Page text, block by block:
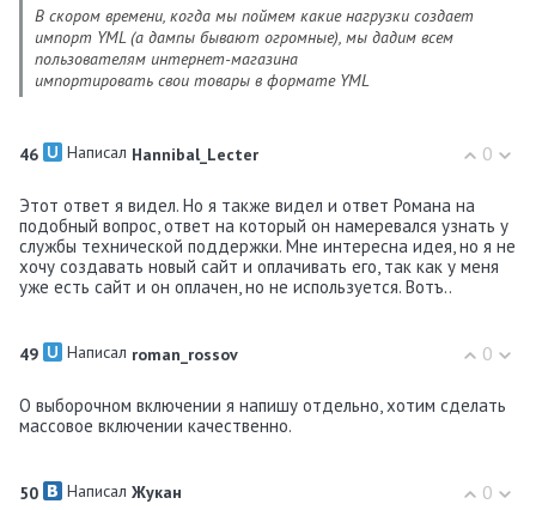
В скором времени, когда мы поймем какие нагрузки создает
импорт YML (а дампы бывают огромные), мы дадим всем
пользователям интернет-магазина
импортировать свои товары в формате YML
0
46 Написал Hannibal_Lecter
Этот ответ я видел. Но я также видел и ответ Романа на
подобный вопрос, ответ на который он намеревался узнать у
службы технической поддержки. Мне интересна идея, но я не
хочу создавать новый сайт и оплачивать его, так как у меня
уже есть сайт и он оплачен, но не используется. Вотъ..
0
49 Написал roman_rossov
О выборочном включении я напишу отдельно, хотим сделать
массовое включении качественно.
0
50 Написал Жукан